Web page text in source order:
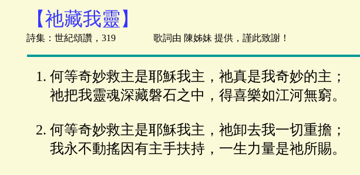
【祂藏我靈】
詩集：世紀頌讚，319 歌詞由 陳姊妹 提供，謹此致謝！
何等奇妙救主是耶穌我主，祂真是我奇妙的主；
祂把我靈魂深藏磐石之中，得喜樂如江河無窮。
何等奇妙救主是耶穌我主，祂卸去我一切重擔；
我永不動搖因有主手扶持，一生力量是祂所賜。